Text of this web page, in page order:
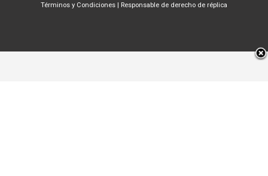
Términos y Condiciones | Responsable de derecho de réplica